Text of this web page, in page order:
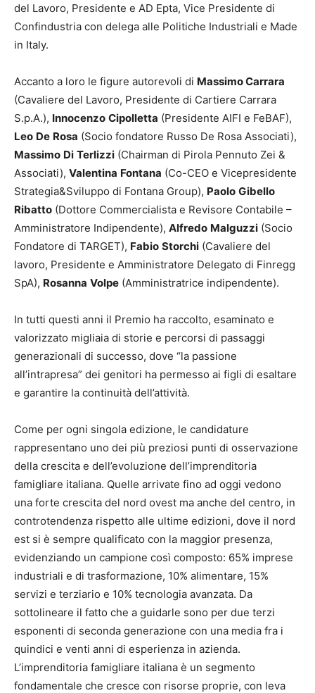
del Lavoro, Presidente e AD Epta, Vice Presidente di
Confindustria con delega alle Politiche Industriali e Made
in Italy.
Accanto a loro le figure autorevoli di Massimo Carrara
(Cavaliere del Lavoro, Presidente di Cartiere Carrara
S.p.A.), Innocenzo Cipolletta (Presidente AIFI e FeBAF),
Leo De Rosa (Socio fondatore Russo De Rosa Associati),
Massimo Di Terlizzi (Chairman di Pirola Pennuto Zei &
Associati), Valentina Fontana (Co-CEO e Vicepresidente
Strategia&Sviluppo di Fontana Group), Paolo Gibello
Ribatto (Dottore Commercialista e Revisore Contabile –
Amministratore Indipendente), Alfredo Malguzzi (Socio
Fondatore di TARGET), Fabio Storchi (Cavaliere del
lavoro, Presidente e Amministratore Delegato di Finregg
SpA), Rosanna Volpe (Amministratrice indipendente).
In tutti questi anni il Premio ha raccolto, esaminato e
valorizzato migliaia di storie e percorsi di passaggi
generazionali di successo, dove “la passione
all’intrapresa” dei genitori ha permesso ai figli di esaltare
e garantire la continuità dell’attività.
Come per ogni singola edizione, le candidature
rappresentano uno dei più preziosi punti di osservazione
della crescita e dell’evoluzione dell’imprenditoria
famigliare italiana. Quelle arrivate fino ad oggi vedono
una forte crescita del nord ovest ma anche del centro, in
controtendenza rispetto alle ultime edizioni, dove il nord
est si è sempre qualificato con la maggior presenza,
evidenziando un campione così composto: 65% imprese
industriali e di trasformazione, 10% alimentare, 15%
servizi e terziario e 10% tecnologia avanzata. Da
sottolineare il fatto che a guidarle sono per due terzi
esponenti di seconda generazione con una media fra i
quindici e venti anni di esperienza in azienda.
L’imprenditoria famigliare italiana è un segmento
fondamentale che cresce con risorse proprie, con leva